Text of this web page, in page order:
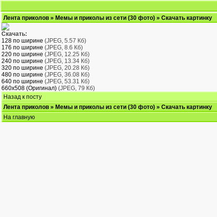
Лента приколов » Мемы и приколы из сети (30 фото) » Скачать картинку
Скачать:
128 по ширине (JPEG, 5.57 Кб)
176 по ширине (JPEG, 8.6 Кб)
220 по ширине (JPEG, 12.25 Кб)
240 по ширине (JPEG, 13.34 Кб)
320 по ширине (JPEG, 20.28 Кб)
480 по ширине (JPEG, 36.08 Кб)
640 по ширине (JPEG, 53.31 Кб)
660x508 (Оригинал) (JPEG, 79 Кб)
Назад к посту
Лента приколов » Мемы и приколы из сети (30 фото) » Скачать картинку
На главную